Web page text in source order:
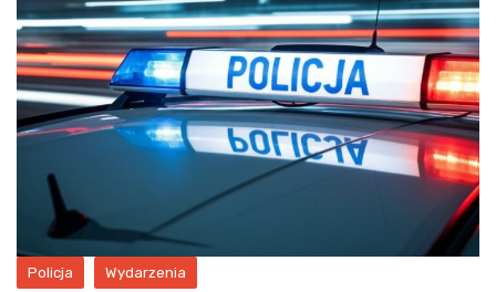
Policja Wydarzenia